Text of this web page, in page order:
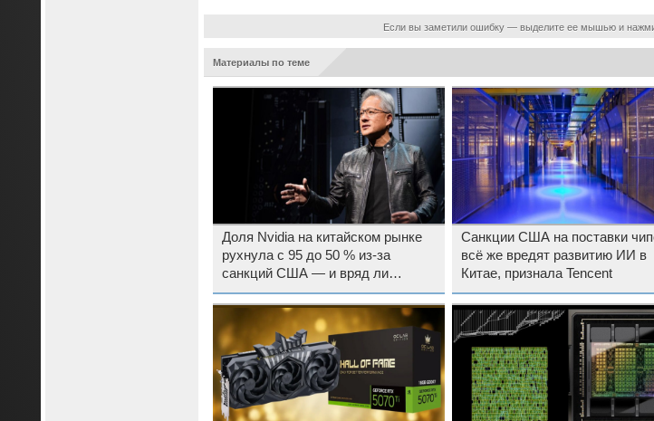
Если вы заметили ошибку — выделите ее мышью и
Материалы по теме
Доля Nvidia на китайском рынке
рухнула с 95 до 50 % из-за
санкций США — и вряд ли
ситуация улучшится
Санкции США на поставки
всё же вредят развитию ИИ в
Китае, признала Tencent